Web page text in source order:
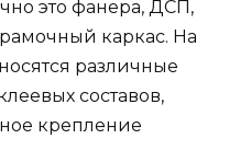
это фанера, ДСП,
каркас. На
различные
составов,
крепление